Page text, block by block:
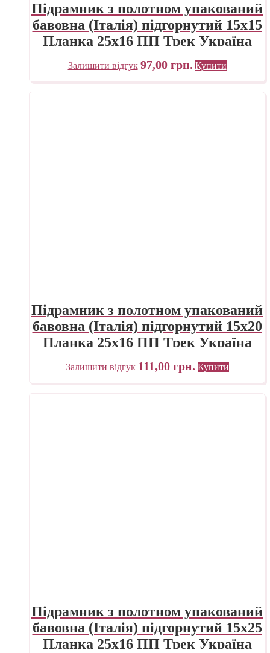
Підрамник з полотном упакований
бавовна (Італія) підгорнутий 15х15
Планка 25х16 ПП Трек Україна
Залишити відгук 97,00 грн. Купити
Підрамник з полотном упакований
бавовна (Італія) підгорнутий 15х20
Планка 25х16 ПП Трек Україна
Залишити відгук 111,00 грн. Купити
Підрамник з полотном упакований
бавовна (Італія) підгорнутий 15х25
Планка 25х16 ПП Трек Україна